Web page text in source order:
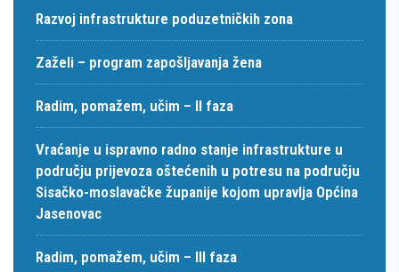
Razvoj infrastrukture poduzetničkih zona
Zaželi – program zapošljavanja žena
Radim, pomažem, učim – II faza
Vraćanje u ispravno radno stanje infrastrukture u
području prijevoza oštećenih u potresu na području
Sisačko-moslavačke županije kojom upravlja Općina
Jasenovac
Radim, pomažem, učim – III faza